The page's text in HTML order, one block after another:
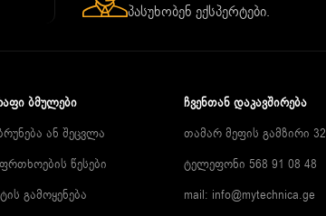
პასუხობენ ექსპერტები.
ᲑᲛᲣᲚᲔᲑᲘ
ან შეცვლა
წესები
გამოყენება
ᲩᲕᲔᲜᲗᲐᲜ ᲓᲐᲙᲐᲕᲨᲘᲠᲔᲑᲐ
თამარ მეფის გამზირი 32
ტელეფონი 568 91 08 48
mail: info@mytechnica.ge